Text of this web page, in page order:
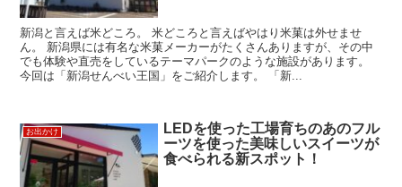
新潟と言えば米どころ。 米どころと言えばやはり米菓は外せませ
ん。 新潟県には有名な米菓メーカーがたくさんありますが、その中
でも体験や直売をしているテーマパークのような施設があります。
今回は「新潟せんべい王国」をご紹介します。 「新...
お出かけ
LEDを使った工場育ちのあのフル
ーツを使った美味しいスイーツが
食べられる新スポット！